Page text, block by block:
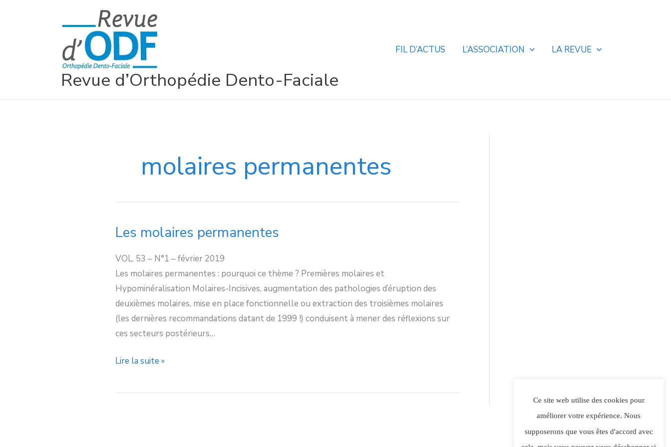
Revue d’Orthopédie Dento-Faciale
FIL D’ACTUS L’ASSOCIATION LA REVUE
molaires permanentes
Les molaires permanentes
VOL. 53 – N°1 – février 2019
Les molaires permanentes : pourquoi ce thème ? Premières molaires et
Hypominéralisation Molaires-Incisives, augmentation des pathologies d’éruption des
deuxièmes molaires, mise en place fonctionnelle ou extraction des troisièmes molaires
(les dernières recommandations datant de 1999 !) conduisent à mener des réflexions sur
ces secteurs postérieurs…
Les
permanentes
Lire la suite »
Ce site web utilise des cookies pour
améliorer votre expérience. Nous
supposerons que vous êtes d'accord avec